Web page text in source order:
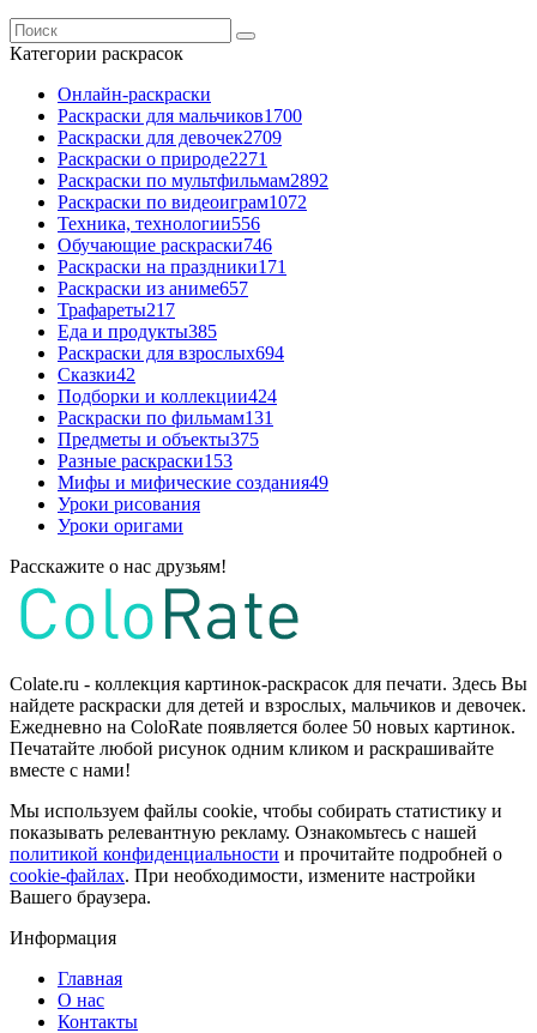
Категории раскрасок
Онлайн-раскраски
Раскраски для мальчиков1700
Раскраски для девочек2709
Раскраски о природе2271
Раскраски по мультфильмам2892
Раскраски по видеоиграм1072
Техника, технологии556
Обучающие раскраски746
Раскраски на праздники171
Раскраски из аниме657
Трафареты217
Еда и продукты385
Раскраски для взрослых694
Сказки42
Подборки и коллекции424
Раскраски по фильмам131
Предметы и объекты375
Разные раскраски153
Мифы и мифические создания49
Уроки рисования
Уроки оригами
Расскажите о нас друзьям!
Colate.ru - коллекция картинок-раскрасок для печати. Здесь Вы
найдете раскраски для детей и взрослых, мальчиков и девочек.
Ежедневно на ColoRate появляется более 50 новых картинок.
Печатайте любой рисунок одним кликом и раскрашивайте
вместе с нами!
Мы используем файлы cookie, чтобы собирать статистику и
показывать релевантную рекламу. Ознакомьтесь с нашей
политикой конфиденциальности и прочитайте подробней о
cookie-файлах. При необходимости, измените настройки
Вашего браузера.
Информация
Главная
О нас
Контакты